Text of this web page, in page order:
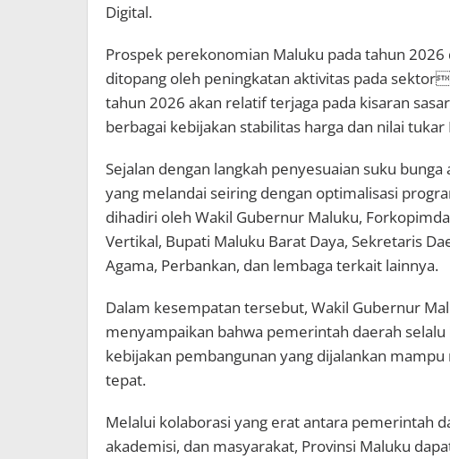
Digital.
Prospek perekonomian Maluku pada tahun
ditopang oleh peningkatan aktivitas pada
tahun 2026 akan relatif terjaga pada kisaran
berbagai kebijakan stabilitas harga dan nilai tukar
Sejalan dengan langkah penyesuaian suku
yang melandai seiring dengan optimalisasi
dihadiri oleh Wakil Gubernur Maluku,
Vertikal, Bupati Maluku Barat Daya, Sekretaris
Agama, Perbankan, dan lembaga terkait lainnya.
Dalam kesempatan tersebut, Wakil Gubernur
menyampaikan bahwa pemerintah daerah
kebijakan pembangunan yang dijalankan
tepat.
Melalui kolaborasi yang erat antara pemerintah
akademisi, dan masyarakat, Provinsi Maluku